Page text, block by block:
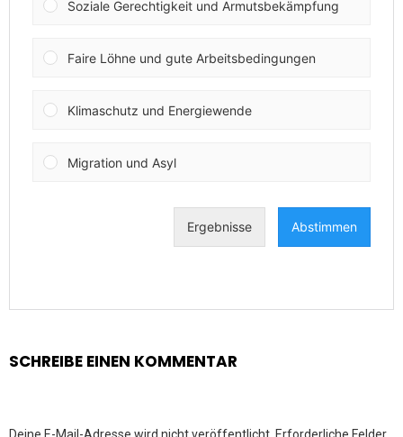
SCHREIBE EINEN KOMMENTAR